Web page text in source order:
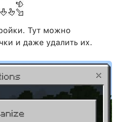
Тут можно
и даже удалить их.